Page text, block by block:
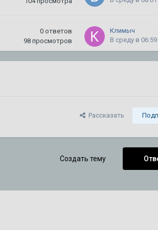
0 ответов
98 просмотров
Климыч
В среду в 06:59
31 июля
просмотров
kletchatyi1
3 ответа
CADILLAC
Рассказать
Создать тему